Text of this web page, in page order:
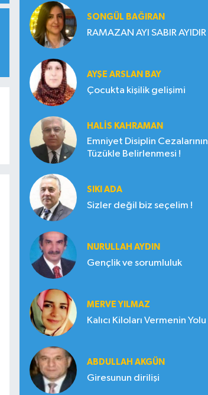
SONGÜL BAĞIRAN
RAMAZAN AYI SABIR AYIDIR
AYŞE ARSLAN BAY
Çocukta kişilik gelişimi
HALIS KAHRAMAN
Emniyet Disiplin Cezalarının
Tüzükle Belirlenmesi !
SIKI ADA
Sizler değil biz seçelim !
NURULLAH AYDIN
Gençlik ve sorumluluk
MERVE YILMAZ
Kalıcı Kiloları Vermenin Yolu
ABDULLAH AKGÜN
Giresunun dirilişi